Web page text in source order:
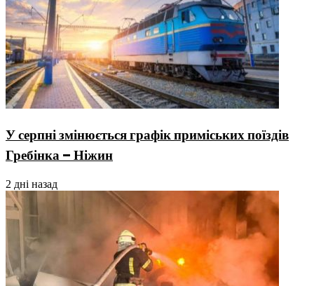
У серпні змінюється графік приміських поїздів
Гребінка – Ніжин
2 дні назад